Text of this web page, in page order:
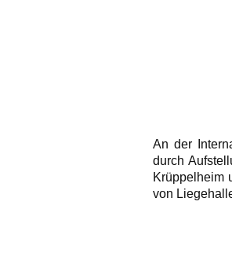
An der
durch
Krüppelheim
von